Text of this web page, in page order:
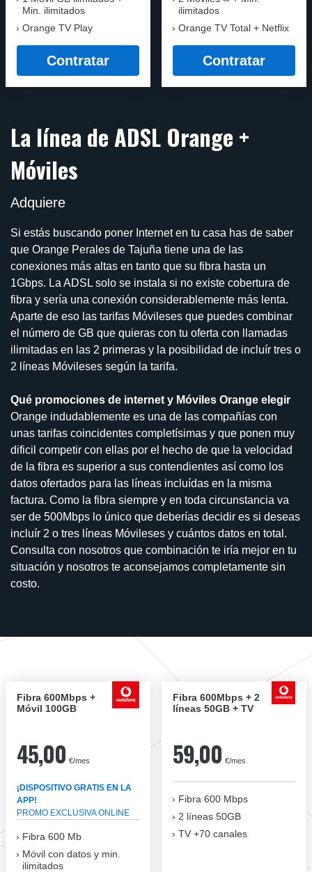
Min. ilimitados
Orange TV Play
Contratar
ilimitados
Orange TV Total + Netflix
Contratar
La línea de ADSL Orange +
Móviles
Adquiere
Si estás buscando poner Internet en tu casa has de saber
que Orange Perales de Tajuña tiene una de las
conexiones más altas en tanto que su fibra hasta un
1Gbps. La ADSL solo se instala si no existe cobertura de
fibra y sería una conexión considerablemente más lenta.
Aparte de eso las tarifas Móvileses que puedes combinar
el número de GB que quieras con tu oferta con llamadas
ilimitadas en las 2 primeras y la posibilidad de incluír tres o
2 líneas Móvileses según la tarifa.
Qué promociones de internet y Móviles Orange elegir
Orange indudablemente es una de las compañías con
unas tarifas coincidentes completísimas y que ponen muy
dificil competir con ellas por el hecho de que la velocidad
de la fibra es superior a sus contendientes así como los
datos ofertados para las líneas incluídas en la misma
factura. Como la fibra siempre y en toda circunstancia va
ser de 500Mbps lo único que deberías decidir es si deseas
incluír 2 o tres líneas Móvileses y cuántos datos en total.
Consulta con nosotros que combinación te iría mejor en tu
situación y nosotros te aconsejamos completamente sin
costo.
Fibra 600Mbps +
Móvil 100GB
45,00 €/mes
¡DISPOSITIVO GRATIS EN LA
APP!
PROMO EXCLUSIVA ONLINE
Fibra 600 Mb
Móvil con datos y min.
ilimitados
Fibra 600Mbps + 2
líneas 50GB + TV
59,00 €/mes
Fibra 600 Mbps
2 líneas 50GB
TV +70 canales